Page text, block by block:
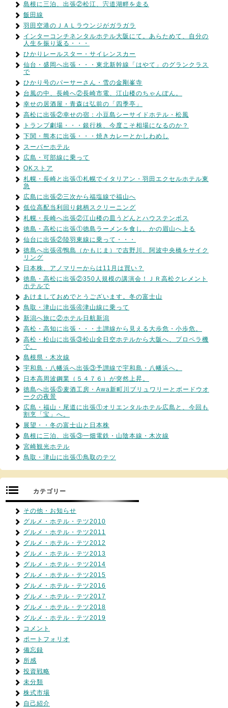
島根に三泊、出張②松江、宍道湖畔を走る
飯田線
羽田空港のＪＡＬラウンジがガラガラ
インターコンチネンタルホテル大阪にて。あらためて、自分の
人生を振り返る・・・
ひかりレールスター・サイレンスカー
仙台・盛岡へ出張・・・東北新幹線「はやて」のグランクラス
で
ひかり号のパーサーさん・雪の金剛峯寺
台風の中、長崎へ②長崎市電、江山楼のちゃんぽん。
幸せの居酒屋・青森は弘前の「四季亭」
高松に出張②幸せの宿：小豆島シーサイドホテル・松風
トランプ劇場・・・銀行株、今度こそ相場になるのか？
下関・熊本に出張・・・焼きカレーとかしわめし
スーパーホテル
広島・可部線に乗って
OKストア
札幌・長崎と出張①札幌でイタリアン・羽田エクセルホテル東
急
広島に出張②三次から福塩線で福山へ
低位高配当利回り銘柄スクリーニング
札幌・長崎へ出張②江山楼の皿うどんとハウステンボス
徳島・高松に出張①徳島ラーメンを食し、かの眉山へ上る
仙台に出張②陸羽東線に乗って・・・
徳島へ出張④鴨島（かもじま）で吉野川、阿波中央橋をサイク
リング
日本株、アノマリーからは11月は買い？
徳島・高松に出張②350人規模の講演会！ＪＲ高松クレメント
ホテルで
あけましておめでとうございます。冬の富士山
鳥取・津山に出張④津山線に乗って
新潟へ旅に②ホテル日航新潟
高松・高知に出張・・・土讃線から見える大歩危・小歩危。
高松・松山に出張③松山全日空ホテルから大阪へ、プロペラ機
で。
島根県・木次線
宇和島・八幡浜へ出張③予讃線で宇和島・八幡浜へ。
日本高周波鋼業（５４７６）が突然上昇。
徳島へ出張⑤麦酒工房・Awa新町川ブリュワリーとボードウオ
ークの夜景
広島・福山・尾道に出張①オリエンタルホテル広島と、今回も
割烹「宝」へ。
展望・・冬の富士山と日本株
島根に三泊、出張③一畑電鉄・山陰本線・木次線
宮崎観光ホテル
鳥取・津山に出張①鳥取のテツ
カテゴリー
その他・お知らせ
グルメ・ホテル・テツ2010
グルメ・ホテル・テツ2011
グルメ・ホテル・テツ2012
グルメ・ホテル・テツ2013
グルメ・ホテル・テツ2014
グルメ・ホテル・テツ2015
グルメ・ホテル・テツ2016
グルメ・ホテル・テツ2017
グルメ・ホテル・テツ2018
グルメ・ホテル・テツ2019
コメント
ポートフォリオ
備忘録
所感
投資戦略
未分類
株式市場
自己紹介